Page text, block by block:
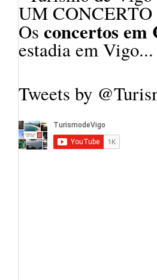
UM
Os concertos em
estadia em Vigo...
Tweets by